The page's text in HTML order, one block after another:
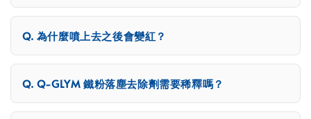
為什麼噴上去之後會變紅？
Q-GLYM 鐵粉落塵去除劑需要稀釋嗎？